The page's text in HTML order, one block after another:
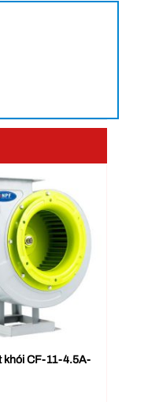
khói CF-11-4.5A-